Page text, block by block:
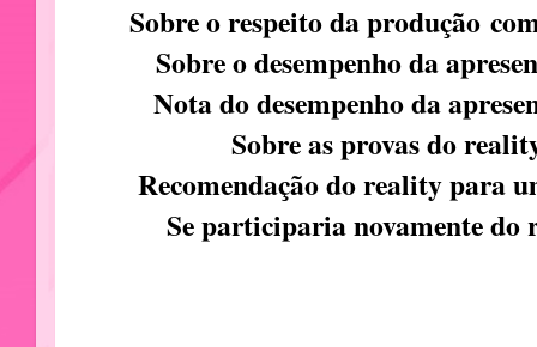
Sobre o respeito da produção
Sobre o desempenho da
Nota do desempenho da
Sobre as provas do
Recomendação do reality para
Se participaria novamente do